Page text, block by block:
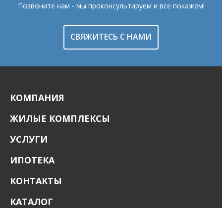
Позвоните нам - мы проконсультируем и все покажем!
СВЯЖИТЕСЬ С НАМИ
КОМПАНИЯ
ЖИЛЫЕ КОМПЛЕКСЫ
УСЛУГИ
ИПОТЕКА
КОНТАКТЫ
КАТАЛОГ